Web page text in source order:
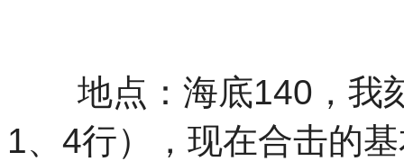
地点：海底140，我
1、4行），现在合击的